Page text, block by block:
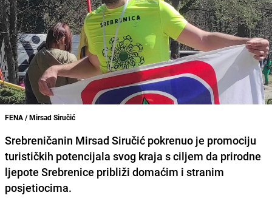
FENA / Mirsad Siručić
Srebreničanin Mirsad Siručić pokrenuo je promociju
turističkih potencijala svog kraja s ciljem da prirodne
ljepote Srebrenice približi domaćim i stranim
posjetiocima.